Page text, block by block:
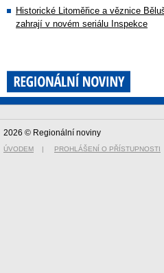
Historické Litoměřice a věznice
zahrají v novém seriálu Inspekce
2026 © Regionální noviny
ÚVODEM | PROHLÁŠENÍ O PŘÍSTUPNOSTI